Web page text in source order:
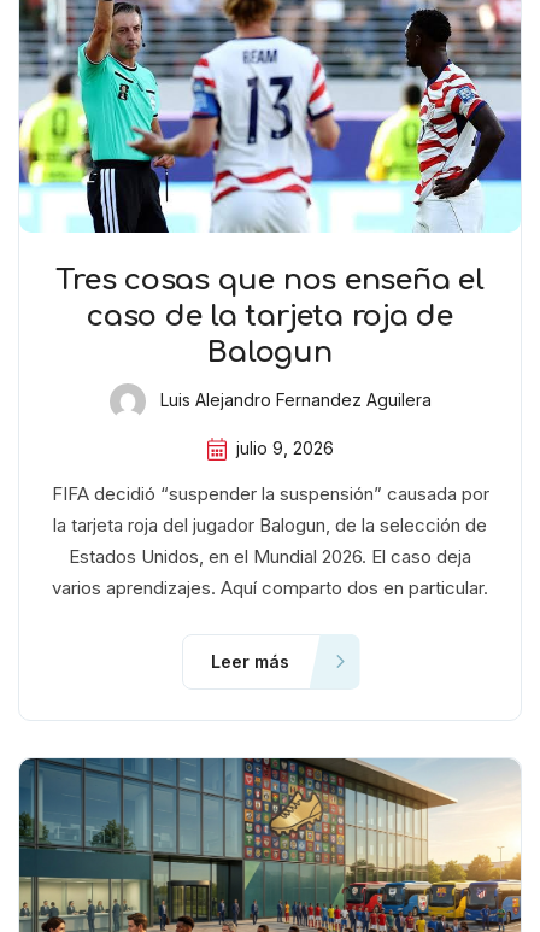
Tres cosas que nos enseña el
caso de la tarjeta roja de
Balogun
Luis Alejandro Fernandez Aguilera
julio 9, 2026
FIFA decidió “suspender la suspensión” causada por
la tarjeta roja del jugador Balogun, de la selección de
Estados Unidos, en el Mundial 2026. El caso deja
varios aprendizajes. Aquí comparto dos en particular.
Leer más